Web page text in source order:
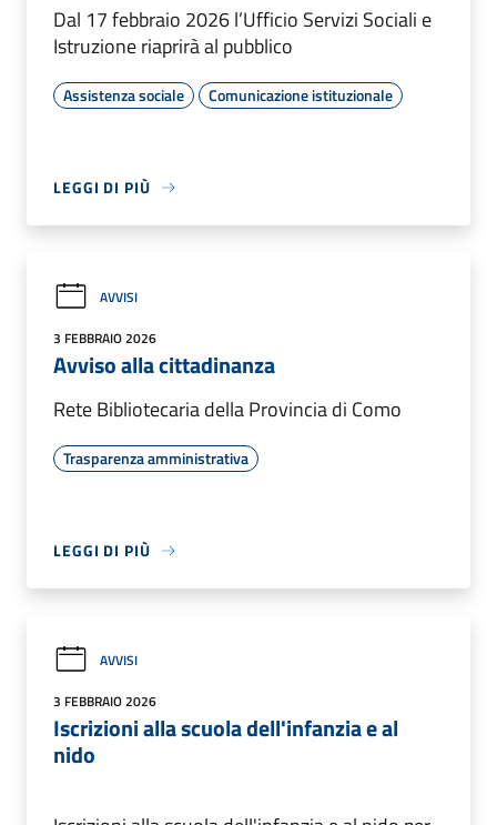
Dal 17 febbraio 2026 l’Ufficio Servizi Sociali e
Istruzione riaprirà al pubblico
Assistenza sociale Comunicazione istituzionale
LEGGI DI PIÙ
AVVISI
3 FEBBRAIO 2026
Avviso alla cittadinanza
Rete Bibliotecaria della Provincia di Como
Trasparenza amministrativa
LEGGI DI PIÙ
AVVISI
3 FEBBRAIO 2026
Iscrizioni alla scuola dell'infanzia e al
nido